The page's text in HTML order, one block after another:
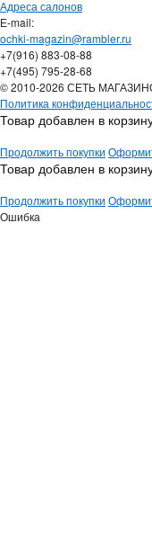
Адреса салонов
Е-mail:
ochki-magazin@rambler.ru
+7(916) 883-08-88
+7(495) 795-28-68
© 2010-2026 СЕТЬ
Политика
Товар добавлен в
Продолжить покупки
Товар добавлен в
Продолжить покупки
Ошибка